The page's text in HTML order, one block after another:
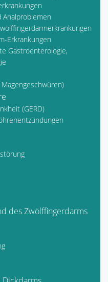
Analproblemen
Erkrankungen
Gastroenterologie,
(GERD)
des Zwölffingerdarms